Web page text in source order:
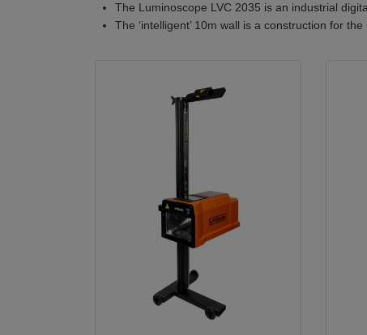
The Luminoscope LVC 2035 is an industrial
The ‘intelligent’ 10m wall is a construction for